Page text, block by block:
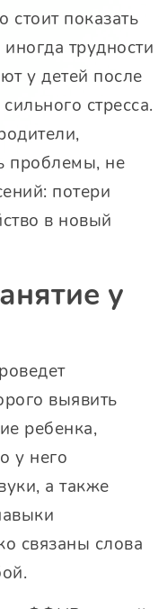
стоит показать
трудности
у детей после
стресса.
проблемы, не
потери
в новый
у
выявить
ребенка,
у него
а также
связаны слова